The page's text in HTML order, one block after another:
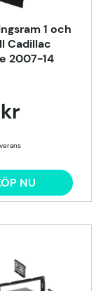
1 och
Cadillac
2007-14
NU